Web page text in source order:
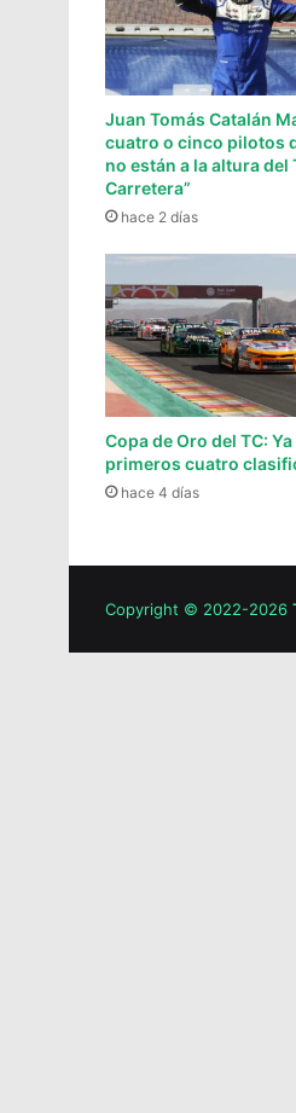
Juan Tomás Catalán
cuatro o cinco pilotos
no están a la altura del
Carretera”
hace 2 días
Copa de Oro del TC:
primeros cuatro
hace 4 días
Copyright © 2022-2026